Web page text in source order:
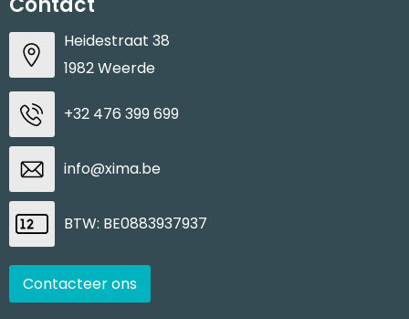
Heidestraat 38
1982 Weerde
+32 476 399 699
info@xima.be
BTW: BE0883937937
Contacteer ons